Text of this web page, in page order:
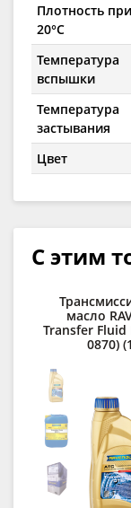
Плотность при
20°C
Температура
вспышки
Температура
застывания
Цвет
С этим
масло
Transfer Fluid
0870)